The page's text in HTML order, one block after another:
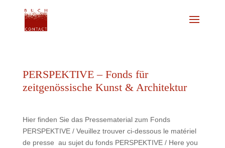
PERSPEKTIVE – Fonds für
zeitgenössische Kunst & Architektur
Hier finden Sie das Pressematerial zum Fonds
PERSPEKTIVE / Veuillez trouver ci-dessous le matériel
de presse au sujet du fonds PERSPEKTIVE / Here you